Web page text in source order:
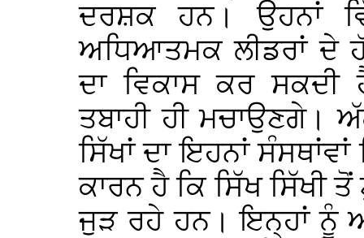
ਦਰਸ਼ਕ ਹਨ। ਉਹਨਾਂ
ਅਧਿਆਤਮਕ ਲੀਡਰਾਂ ਦੇ
ਦਾ ਵਿਕਾਸ ਕਰ
ਤਬਾਹੀ ਹੀ ਮਚਾਉਣਗੇ।
ਸਿੱਖਾਂ ਦਾ ਇਹਨਾਂ
ਕਾਰਨ ਹੈ ਕਿ ਸਿੱਖ ਸਿੱਖੀ
ਜੁੜ ਰਹੇ ਹਨ। ਇਨ੍ਹਾਂ ਨੂੰ